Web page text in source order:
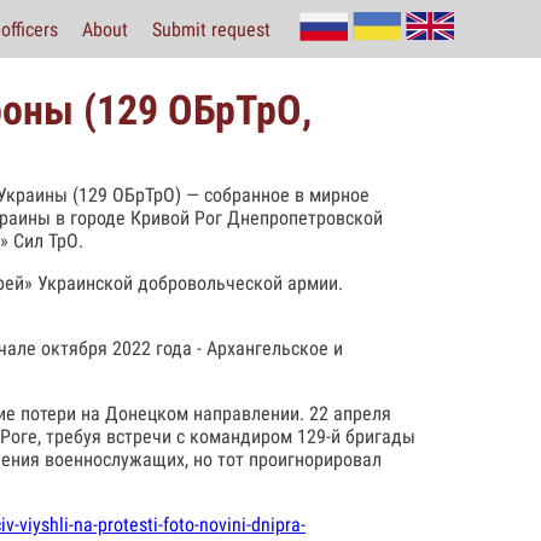
About Submit request
(129 ОБрТрО,
(129 ОБрТрО) — собранное в мирное
в городе Кривой Рог Днепропетровской
Сил ТрО.
Украинской добровольческой армии.
октября 2022 года - Архангельское и
потери на Донецком направлении. 22 апреля
требуя встречи с командиром 129-й бригады
военнослужащих, но тот проигнорировал
viyshli-na-protesti-foto-novini-dnipra-